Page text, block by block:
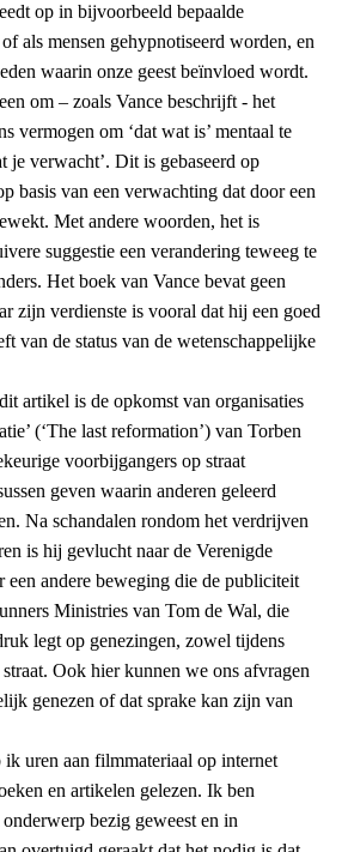
op in bijvoorbeeld bepaalde
als mensen gehypnotiseerd worden, en
waarin onze geest beïnvloed wordt.
om – zoals Vance beschrijft - het
vermogen om ‘dat wat is’ mentaal te
je verwacht’. Dit is gebaseerd op
basis van een verwachting dat door een
Met andere woorden, het is
suggestie een verandering teweeg te
Het boek van Vance bevat geen
zijn verdienste is vooral dat hij een goed
van de status van de wetenschappelijke
artikel is de opkomst van organisaties
(‘The last reformation’) van Torben
voorbijgangers op straat
geven waarin anderen geleerd
Na schandalen rondom het verdrijven
is hij gevlucht naar de Verenigde
een andere beweging die de publiciteit
Ministries van Tom de Wal, die
legt op genezingen, zowel tijdens
Ook hier kunnen we ons afvragen
genezen of dat sprake kan zijn van
uren aan filmmateriaal op internet
en artikelen gelezen. Ik ben
bezig geweest en in